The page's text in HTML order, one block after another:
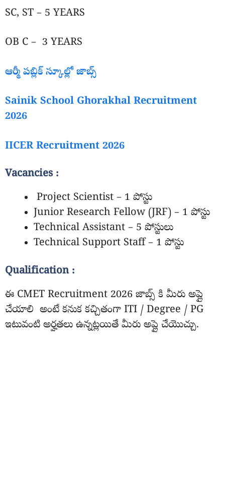
SC, ST – 5 YEARS
OB C – 3 YEARS
ఆర్మీ పబ్లిక్ స్కూల్లో జాబ్స్
Sainik School Ghorakhal Recruitment
2026
IICER Recruitment 2026
Vacancies :
Project Scientist – 1 పోస్టు
Junior Research Fellow (JRF) – 1 పోస్టు
Technical Assistant – 5 పోస్టులు
Technical Support Staff – 1 పోస్టు
Qualification :
ఈ CMET Recruitment 2026 జాబ్స్ కి మీరు అప్లై
చేయాలి అంటే కనుక కచ్చితంగా ITI / Degree / PG
ఇటువంటి అర్హతలు ఉన్నట్లయితే మీరు అప్లై చేయొచ్చు.